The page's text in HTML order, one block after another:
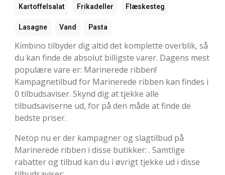
Kartoffelsalat Frikadeller Flæskesteg
Lasagne Vand Pasta
Kimbino tilbyder dig altid det komplette overblik, så
du kan finde de absolut billigste varer. Dagens mest
populære vare er: Marinerede ribben!
Kampagnetilbud for Marinerede ribben kan findes i
0 tilbudsaviser. Skynd dig at tjekke alle
tilbudsaviserne ud, for på den måde at finde de
bedste priser.
Netop nu er der kampagner og slagtilbud på
Marinerede ribben i disse butikker: . Samtlige
rabatter og tilbud kan du i øvrigt tjekke ud i disse